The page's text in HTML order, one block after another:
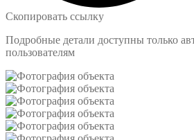
Скопировать ссылку
Подробные детали доступны только
пользователям